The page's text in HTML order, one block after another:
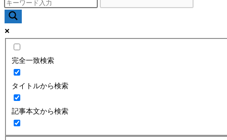
完全一致検索
タイトルから検索
記事本文から検索